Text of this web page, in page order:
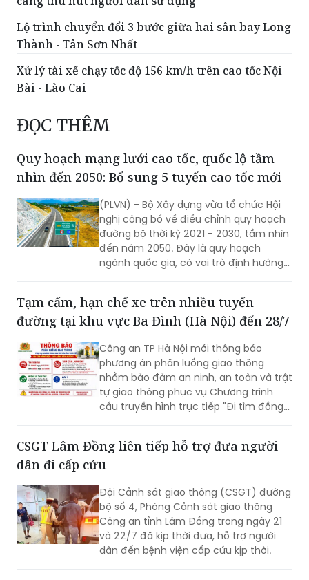
Lộ trình chuyển đổi 3 bước giữa hai sân bay Long
Thành - Tân Sơn Nhất
Xử lý tài xế chạy tốc độ 156 km/h trên cao tốc Nội
Bài - Lào Cai
ĐỌC THÊM
Quy hoạch mạng lưới cao tốc, quốc lộ tầm
nhìn đến 2050: Bổ sung 5 tuyến cao tốc mới
(PLVN) - Bộ Xây dựng vừa tổ chức Hội
nghị công bố về điều chỉnh quy hoạch
đường bộ thời kỳ 2021 - 2030, tầm nhìn
đến năm 2050. Đây là quy hoạch
ngành quốc gia, có vai trò định hướng
huy động nguồn lực đầu tư, tăng
cường liên kết vùng và kết nối các
cảng biển, cảng hàng không cùng các
đầu mối giao thông quan trọng.
Tạm cấm, hạn chế xe trên nhiều tuyến
đường tại khu vực Ba Đình (Hà Nội) đến 28/7
Công an TP Hà Nội mới thông báo
phương án phân luồng giao thông
nhằm bảo đảm an ninh, an toàn và trật
tự giao thông phục vụ Chương trình
cầu truyền hình trực tiếp "Đi tìm đồng
Anh hùng liệt sĩ, phường Ba Đình.
CSGT Lâm Đồng liên tiếp hỗ trợ đưa người
dân đi cấp cứu
Đội Cảnh sát giao thông (CSGT) đường
bộ số 4, Phòng Cảnh sát giao thông
Công an tỉnh Lâm Đồng trong ngày 21
và 22/7 đã kịp thời đưa, hỗ trợ người
dân đến bệnh viện cấp cứu kịp thời.